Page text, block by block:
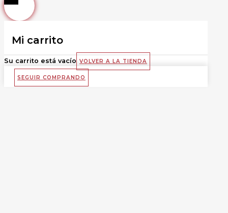
Mi carrito
Su carrito está vacío VOLVER A LA TIENDA
SEGUIR COMPRANDO